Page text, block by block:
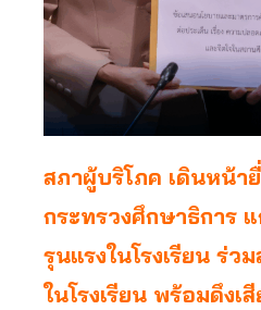
สภาผู้บริโภค เดินหน้า
กระทรวงศึกษาธิการ
รุนแรงในโรงเรียน ร่
ในโรงเรียน พร้อมดึงเ